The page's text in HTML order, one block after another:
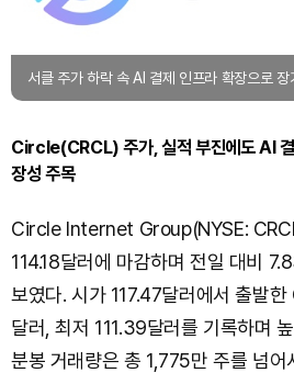
서클 주가 하락 속 AI 결제 인프라 확장으로
Circle(CRCL) 주가, 실적 부진에도 AI
장성 주목
Circle Internet Group(NYSE:
114.18달러에 마감하며 전일 대비
보였다. 시가 117.47달러에서 출발
달러, 최저 111.39달러를 기록하며
분봉 거래량은 총 1,775만 주를 넘어